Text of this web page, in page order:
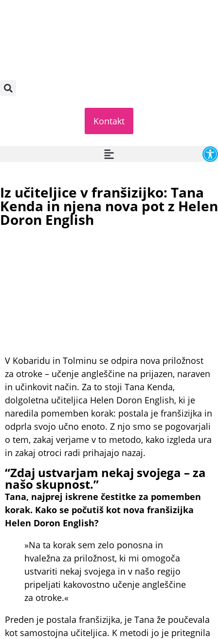
Kontakt
Iz učiteljice v franšizijko: Tana
Kenda in njena nova pot z Helen
Doron English
V Kobaridu in Tolminu se odpira nova priložnost
za otroke – učenje angleščine na prijazen, naraven
in učinkovit način. Za to stoji Tana Kenda,
dolgoletna učiteljica Helen Doron English, ki je
naredila pomemben korak: postala je franšizijka in
odprla svojo učno enoto. Z njo smo se pogovarjali
o tem, zakaj verjame v to metodo, kako izgleda ura
in zakaj otroci radi prihajajo nazaj.
“Zdaj ustvarjam nekaj svojega – za
našo skupnost.”
Tana, najprej iskrene čestitke za pomemben
korak. Kako se počutiš kot nova franšizijka
Helen Doron English?
»Na ta korak sem zelo ponosna in
hvaležna za priložnost, ki mi omogoča
ustvariti nekaj svojega in v našo regijo
pripeljati kakovostno učenje angleščine
za otroke.«
Preden je postala franšizijka, je Tana že poučevala
kot samostojna učiteljica. K metodi jo je pritegnila